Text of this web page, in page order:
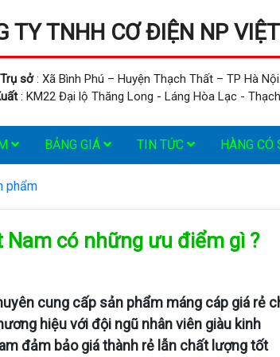
TY TNHH CƠ ĐIỆN NP
Trụ sở: Xã Bình Phú – Huyện Thạch Thất – TP Hà Nội.
: KM22 Đại lộ Thăng Long - Láng Hòa Lạc -
BẢNG GIÁ TIN TỨC HÀNG CÓ
phẩm
Nam có những ưu điểm gì ?
cung cấp sản phẩm máng cáp giá rẻ
hiệu với đội ngũ nhân viên giàu kinh
đảm bảo giá thành rẻ lẫn chất lượng tốt